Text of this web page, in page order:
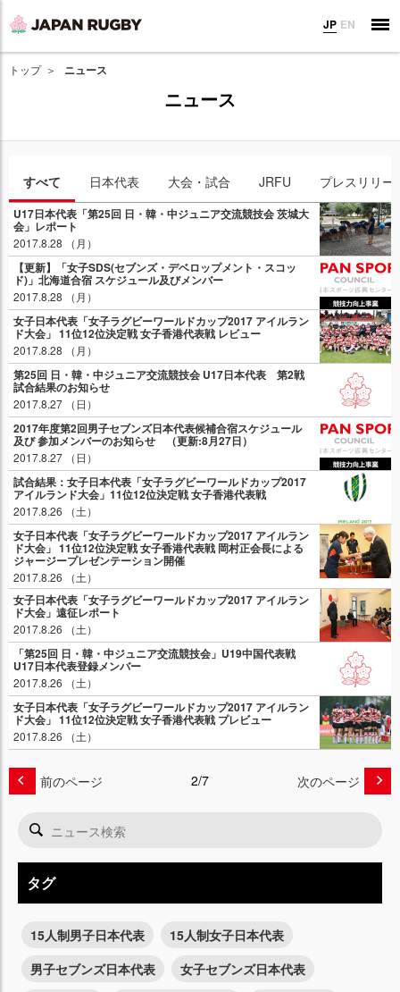
JP EN
トップ ニュース
ニュース
すべて 日本代表 大会・試合 JRFU プレスリリー
U17日本代表「第25回 日・韓・中ジュニア交流競技会 茨城大
会」レポート
2017.8.28 （月）
【更新】「女子SDS(セブンズ・デベロップメント・スコッ
ド)」北海道合宿 スケジュール及びメンバー
2017.8.28 （月）
女子日本代表「女子ラグビーワールドカップ2017 アイルラン
ド大会」 11位12位決定戦 女子香港代表戦 レビュー
2017.8.28 （月）
第25回 日・韓・中ジュニア交流競技会 U17日本代表 第2戦
試合結果のお知らせ
2017.8.27 （日）
2017年度第2回男子セブンズ日本代表候補合宿スケジュール
及び 参加メンバーのお知らせ （更新:8月27日）
2017.8.27 （日）
試合結果：女子日本代表「女子ラグビーワールドカップ2017
アイルランド大会」11位12位決定戦 女子香港代表戦
2017.8.26 （土）
女子日本代表「女子ラグビーワールドカップ2017 アイルラン
ド大会」 11位12位決定戦 女子香港代表戦 岡村正会長による
ジャージープレゼンテーション開催
2017.8.26 （土）
女子日本代表「女子ラグビーワールドカップ2017 アイルラン
ド大会」遠征レポート
2017.8.26 （土）
「第25回 日・韓・中ジュニア交流競技会」U19中国代表戦
U17日本代表登録メンバー
2017.8.26 （土）
女子日本代表「女子ラグビーワールドカップ2017 アイルラン
ド大会」 11位12位決定戦 女子香港代表戦 プレビュー
2017.8.26 （土）
2/7
前のページ 次のページ
タグ
15人制男子日本代表
15人制女子日本代表
男子セブンズ日本代表
女子セブンズ日本代表